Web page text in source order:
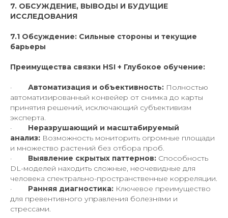
7. ОБСУЖДЕНИЕ, ВЫВОДЫ И БУДУЩИЕ
ИССЛЕДОВАНИЯ
7.1 Обсуждение: Сильные стороны и текущие
барьеры
Преимущества связки HSI + Глубокое обучение:
· Автоматизация и объективность: Полностью
автоматизированный конвейер от снимка до карты
принятия решений, исключающий субъективизм
эксперта.
· Неразрушающий и масштабируемый
анализ: Возможность мониторить огромные площади
и множество растений без отбора проб.
· Выявление скрытых паттернов: Способность
DL-моделей находить сложные, неочевидные для
человека спектрально-пространственные корреляции.
· Ранняя диагностика: Ключевое преимущество
для превентивного управления болезнями и
стрессами.